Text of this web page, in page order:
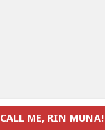
CALL ME, RIN MUNA!